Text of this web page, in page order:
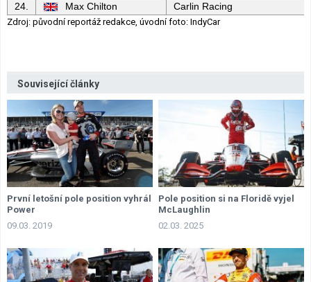
24.
Max Chilton Carlin Racing
Zdroj: původní reportáž redakce, úvodní foto: IndyCar
Související články
První letošní pole position vyhrál
Power
09.03. 2019
Pole position si na Floridě vyjel
McLaughlin
02.03. 2025